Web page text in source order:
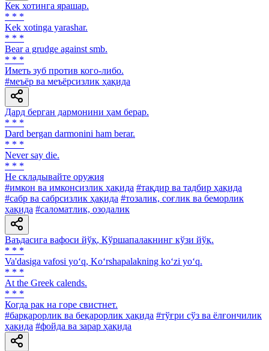
Кек хотинга ярашар.
* * *
Kek xotinga yarashar.
* * *
Bear a grudge against smb.
* * *
Иметь зуб против кого-либо.
#меъёр ва меъёрсизлик ҳақида
Дард берган дармонини ҳам берар.
* * *
Dard bergan darmonini ham berar.
* * *
Never say die.
* * *
He складывайте оружия
#имкон ва имконсизлик ҳақида #тақдир ва тадбир ҳақида
#сабр ва сабрсизлик ҳақида #тозалик, соғлик ва беморлик
ҳақида #саломатлик, озодалик
Ваъдасига вафоси йўқ, Кўршапалакнинг кўзи йўқ.
* * *
Va'dasiga vafosi yo‘q, Ko‘rshapalakning ko‘zi yo‘q.
* * *
At the Greek calends.
* * *
Когда рак на горе свистнет.
#барқарорлик ва беқарорлик ҳақида #тўғри сўз ва ёлғончилик
ҳақида #фойда ва зарар ҳақида